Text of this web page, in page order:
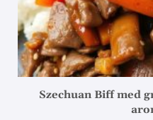
Szechuan Biff med